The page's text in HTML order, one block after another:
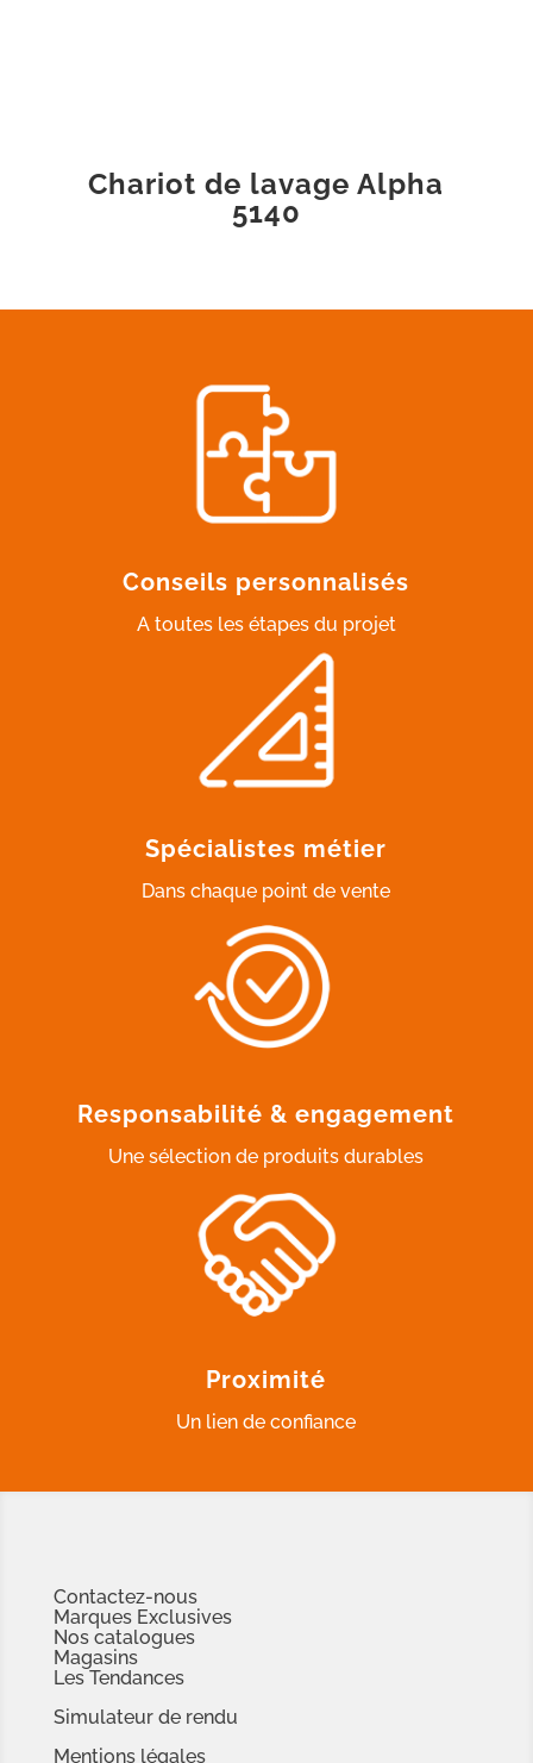
Chariot de lavage Alpha
5140
Conseils personnalisés
A toutes les étapes du projet
Spécialistes métier
Dans chaque point de vente
Responsabilité & engagement
Une sélection de produits durables
Proximité
Un lien de confiance
Contactez-nous
Marques Exclusives
Nos catalogues
Magasins
Les Tendances
Simulateur de rendu
Mentions légales